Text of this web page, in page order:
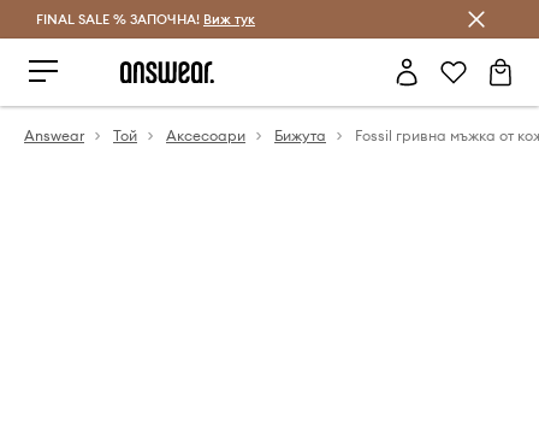
Спестявай с Answear Club
FINAL SALE % ЗАПОЧНА! Виж тук
Answear Той Аксесоари Бижута